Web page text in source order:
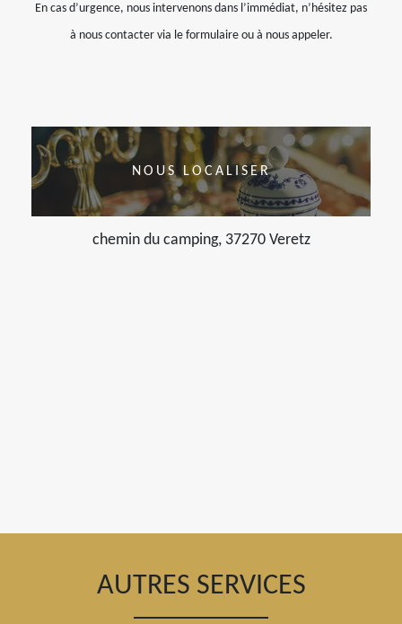
En cas d’urgence, nous intervenons dans l’immédiat, n’hésitez pas
à nous contacter via le formulaire ou à nous appeler.
NOUS LOCALISER
chemin du camping, 37270 Veretz
AUTRES SERVICES